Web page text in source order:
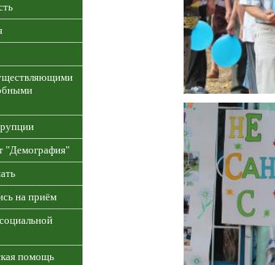
"Демография"
на приём
помощь